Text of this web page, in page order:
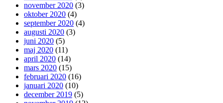
november 2020 (3)
oktober 2020 (4)
september 2020 (4)
augusti 2020 (3)
juni 2020 (5)
maj 2020 (11)
april 2020 (14)
mars 2020 (15)
februari 2020 (16)
januari 2020 (10)
december 2019 (5)